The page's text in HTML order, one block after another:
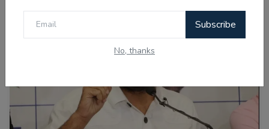
Subscribe
No, thanks